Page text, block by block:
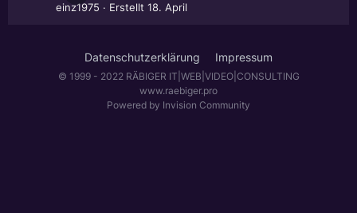
einz1975 · Erstellt 18. April
Datenschutzerklärung Impressum
© 1999 - 2022 RÄBIGER IT|WEB|VIDEO|CONSULTING
www.raebiger.pro
Powered by Invision Community